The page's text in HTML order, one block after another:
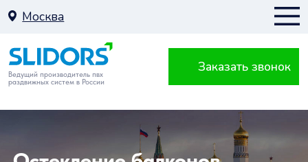
Москва
Ведущий производитель пвх
раздвижных систем в России